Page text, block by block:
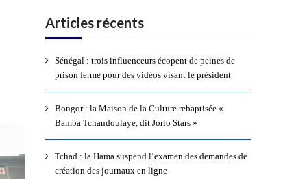
Articles récents
Sénégal : trois influenceurs écopent de peines de
prison ferme pour des vidéos visant le président
Bongor : la Maison de la Culture rebaptisée «
Bamba Tchandoulaye, dit Jorio Stars »
Tchad : la Hama suspend l’examen des demandes de
création des journaux en ligne